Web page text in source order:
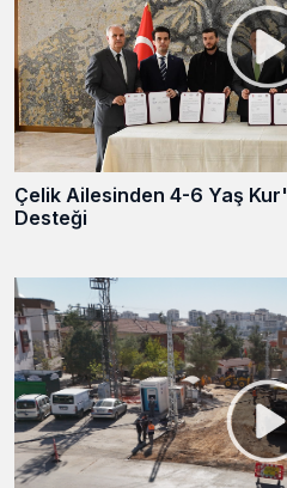
Çelik Ailesinden 4-6 Yaş
Desteği